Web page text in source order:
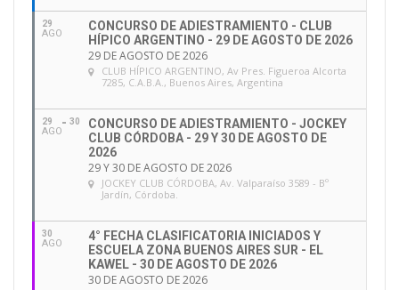
29
AGO
CONCURSO DE ADIESTRAMIENTO - CLUB
HÍPICO ARGENTINO - 29 DE AGOSTO DE 2026
29 DE AGOSTO DE 2026
CLUB HÍPICO ARGENTINO, Av Pres. Figueroa Alcorta
7285, C.A.B.A., Buenos Aires, Argentina
29
AGO
30
CONCURSO DE ADIESTRAMIENTO - JOCKEY
CLUB CÓRDOBA - 29 Y 30 DE AGOSTO DE
2026
29 Y 30 DE AGOSTO DE 2026
JOCKEY CLUB CÓRDOBA, Av. Valparaíso 3589 - Bº
Jardín, Córdoba.
30
AGO
4° FECHA CLASIFICATORIA INICIADOS Y
ESCUELA ZONA BUENOS AIRES SUR - EL
KAWEL - 30 DE AGOSTO DE 2026
30 DE AGOSTO DE 2026